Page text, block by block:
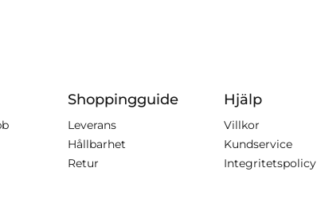
Shoppingguide
Leverans
Hållbarhet
Retur
Hjälp
Villkor
Kundservice
Integritetspolicy